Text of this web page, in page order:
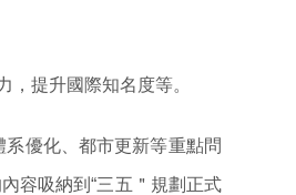
提升國際知名度等。
優化、都市更新等重點問
容吸納到“三五＂規劃正式